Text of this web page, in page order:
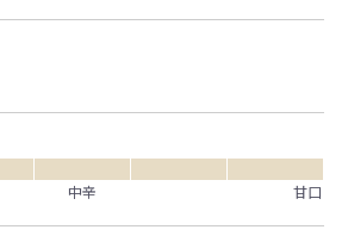
中辛 甘口